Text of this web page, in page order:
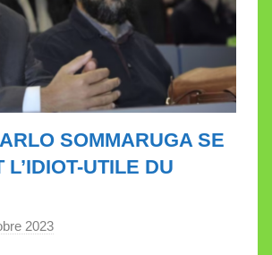
SOMMARUGA SE
L’IDIOT-UTILE DU
2023